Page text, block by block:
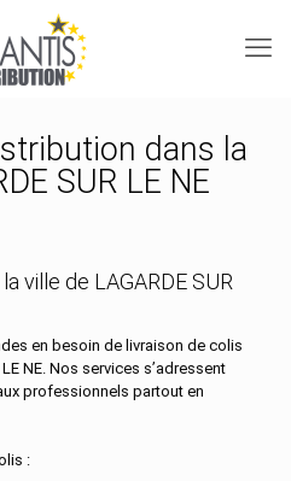
dans la
SUR LE NE
ville de LAGARDE SUR
en besoin de livraison de colis
NE. Nos services s’adressent
professionnels partout en
: